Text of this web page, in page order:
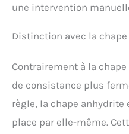
une intervention
Distinction avec la
Contrairement à la
de consistance plus
règle, la chape anhydrite
place par elle-même.